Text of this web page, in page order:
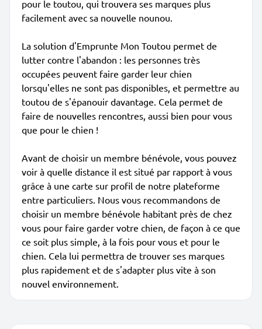
pour le toutou, qui trouvera ses marques plus
facilement avec sa nouvelle nounou.
La solution d'Emprunte Mon Toutou permet de
lutter contre l'abandon : les personnes très
occupées peuvent faire garder leur chien
lorsqu'elles ne sont pas disponibles, et permettre au
toutou de s'épanouir davantage. Cela permet de
faire de nouvelles rencontres, aussi bien pour vous
que pour le chien !
Avant de choisir un membre bénévole, vous pouvez
voir à quelle distance il est situé par rapport à vous
grâce à une carte sur profil de notre plateforme
entre particuliers. Nous vous recommandons de
choisir un membre bénévole habitant près de chez
vous pour faire garder votre chien, de façon à ce que
ce soit plus simple, à la fois pour vous et pour le
chien. Cela lui permettra de trouver ses marques
plus rapidement et de s'adapter plus vite à son
nouvel environnement.